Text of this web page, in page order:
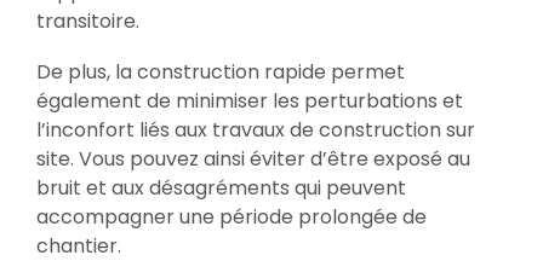
transitoire.
De plus, la construction rapide permet
également de minimiser les perturbations et
l’inconfort liés aux travaux de construction sur
site. Vous pouvez ainsi éviter d’être exposé au
bruit et aux désagréments qui peuvent
accompagner une période prolongée de
chantier.